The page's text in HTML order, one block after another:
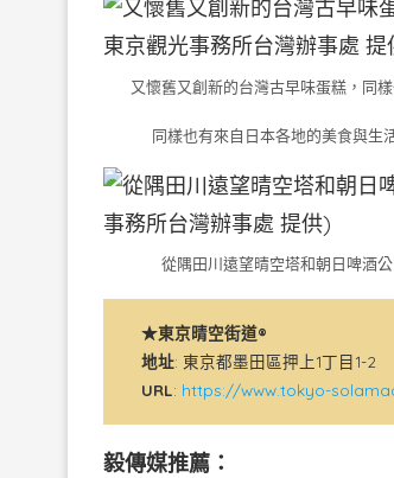
又懷舊又創新的台灣古早味蛋糕，同
同樣也有來自日本各地的美食與生
從隅田川遠望晴空塔和朝日啤酒
★東京晴空街道®
地址: 東京都墨田區押上1丁目1-2
URL: https://www.tokyo-
毅傳媒推薦：